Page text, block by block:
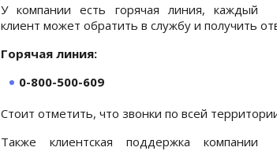
У компании есть горячая линия, каждый
клиент может обратить в службу и получить
Горячая линия:
0-800-500-609
Стоит отметить, что звонки по всей
Также клиентская поддержка компании